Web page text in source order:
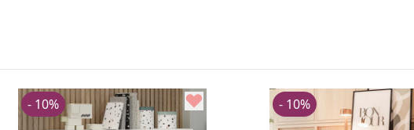
- 10% - 10%